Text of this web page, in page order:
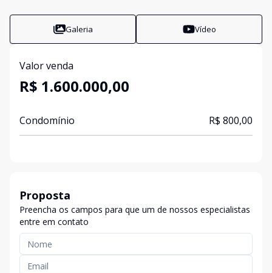
Galeria Vídeo
Valor venda
R$ 1.600.000,00
Condomínio R$ 800,00
Proposta
Preencha os campos para que um de nossos especialistas
entre em contato